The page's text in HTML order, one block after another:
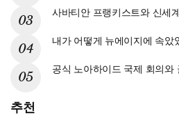
사바티안 프랭키스트와 신세
내가 어떻게 뉴에이지에 속았
공식 노아하이드 국제 회의와
추천